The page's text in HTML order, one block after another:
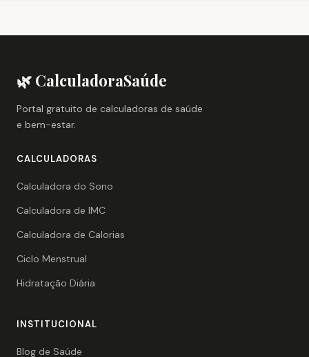
🌿 CalculadoraSaúde
Portal gratuito de calculadoras de saúde
e bem-estar.
CALCULADORAS
Calculadora do Sono
Calculadora de IMC
Calculadora de Calorias
Ciclo Menstrual
Hidratação Diária
INSTITUCIONAL
Blog de Saúde